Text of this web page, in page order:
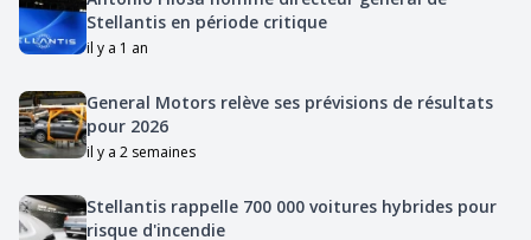
Stellantis en période critique
il y a 1 an
General Motors relève ses prévisions de résultats
pour 2026
il y a 2 semaines
Stellantis rappelle 700 000 voitures hybrides pour
risque d'incendie